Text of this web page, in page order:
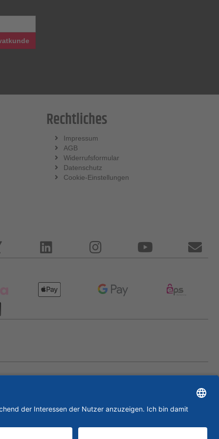
Rechtliches
Impressum
AGB
Widerrufsformular
Datenschutz
Cookie-Einstellungen